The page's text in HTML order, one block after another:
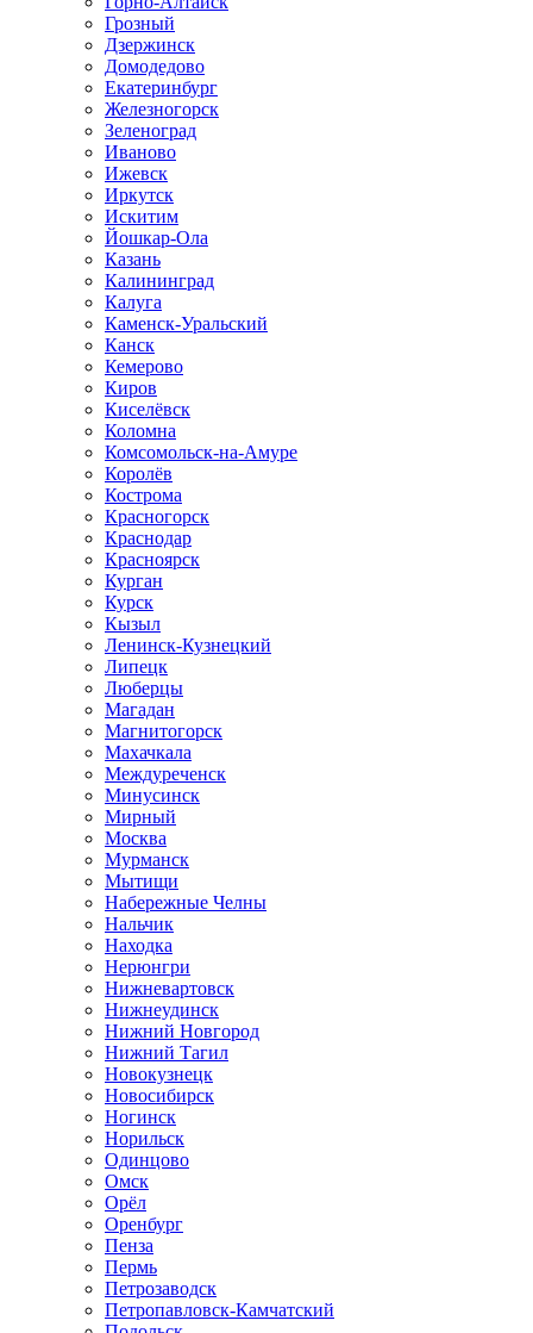
Грозный
Дзержинск
Домодедово
Екатеринбург
Железногорск
Зеленоград
Иваново
Ижевск
Иркутск
Искитим
Йошкар-Ола
Казань
Калининград
Калуга
Каменск-Уральский
Канск
Кемерово
Киров
Киселёвск
Коломна
Комсомольск-на-Амуре
Королёв
Кострома
Красногорск
Краснодар
Красноярск
Курган
Курск
Кызыл
Ленинск-Кузнецкий
Липецк
Люберцы
Магадан
Магнитогорск
Махачкала
Междуреченск
Минусинск
Мирный
Москва
Мурманск
Мытищи
Набережные Челны
Нальчик
Находка
Нерюнгри
Нижневартовск
Нижнеудинск
Нижний Новгород
Нижний Тагил
Новокузнецк
Новосибирск
Ногинск
Норильск
Одинцово
Омск
Орёл
Оренбург
Пенза
Пермь
Петрозаводск
Петропавловск-Камчатский